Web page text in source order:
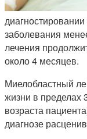
заболевания
лечения
около 4 месяцев.
Миелобластный
жизни в пределах
возраста
диагнозе